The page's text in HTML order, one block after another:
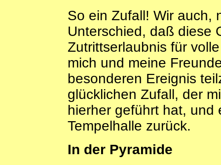
So ein Zufall! Wir auch,
Unterschied, daß diese
Zutrittserlaubnis für
mich und meine
besonderen Ereignis
glücklichen Zufall, der
hierher geführt hat, und
Tempelhalle zurück.
In der Pyramide